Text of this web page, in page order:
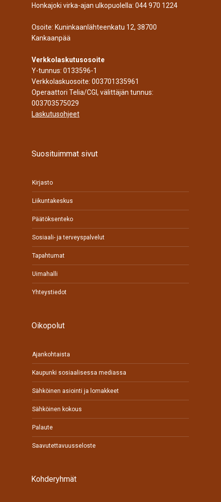
Honkajoki virka-ajan ulkopuolella: 044 970 1224
Osoite: Kuninkaanlähteenkatu 12, 38700
Kankaanpää
Verkkolaskutusosoite
Y-tunnus: 0133596-1
Verkkolaskuosoite: 003701335961
Operaattori Telia/CGI, välittäjän tunnus:
003703575029
Laskutusohjeet
Suosituimmat sivut
Kirjasto
Liikuntakeskus
Päätöksenteko
Sosiaali- ja terveyspalvelut
Tapahtumat
Uimahalli
Yhteystiedot
Oikopolut
Ajankohtaista
Kaupunki sosiaalisessa mediassa
Sähköinen asiointi ja lomakkeet
Sähköinen kokous
Palaute
Saavutettavuusseloste
Kohderyhmät